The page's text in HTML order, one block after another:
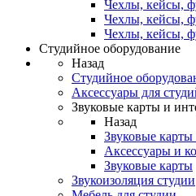
Чехлы, кейсы,
Чехлы, кейсы,
Чехлы, кейсы,
Студийное оборудование
Назад
Студийное
Аксессуары для
Звуковые карты и
Назад
Звуковые
Аксессуары и
Звуковые карты
Звукоизоляция студии